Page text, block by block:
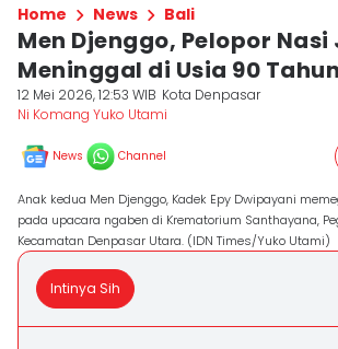
Home News Bali
Men Djenggo, Pelopor
Meninggal di Usia 90 Tahun
12 Mei 2026, 12:53 WIB Kota Denpasar
Ni Komang Yuko Utami
News Channel
Anak kedua Men Djenggo, Kadek Epy Dwipayani
pada upacara ngaben di Krematorium Santhayana,
Kecamatan Denpasar Utara. (IDN Times/Yuko Utami)
Intinya Sih